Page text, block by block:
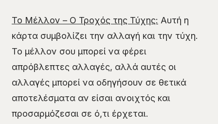
Το Μέλλον – Ο Τροχός της Τύχης: Αυτή η
κάρτα συμβολίζει την αλλαγή και την τύχη.
Το μέλλον σου μπορεί να φέρει
απρόβλεπτες αλλαγές, αλλά αυτές οι
αλλαγές μπορεί να οδηγήσουν σε θετικά
αποτελέσματα αν είσαι ανοιχτός και
προσαρμόζεσαι σε ό,τι έρχεται.